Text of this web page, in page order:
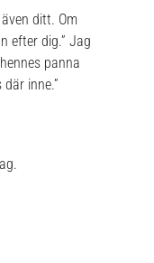
ditt. Om
efter dig.” Jag
panna
inne.”